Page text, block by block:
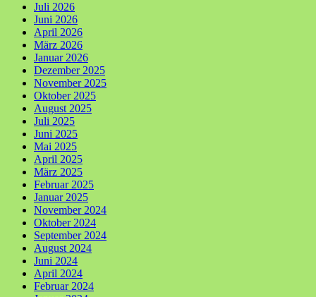
Juli 2026
Juni 2026
April 2026
März 2026
Januar 2026
Dezember 2025
November 2025
Oktober 2025
August 2025
Juli 2025
Juni 2025
Mai 2025
April 2025
März 2025
Februar 2025
Januar 2025
November 2024
Oktober 2024
September 2024
August 2024
Juni 2024
April 2024
Februar 2024